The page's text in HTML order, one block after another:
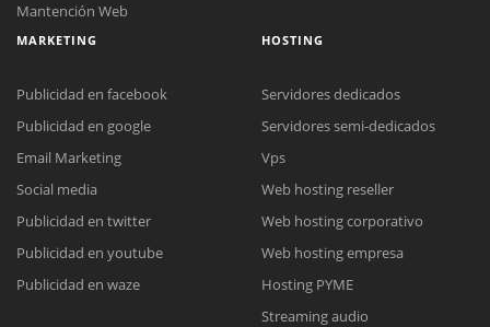
Reunión online
Nuestros ejecutivos le enviarán un correo electrónico con el enlace a
Meet para la reunión online.
Cotización
Todos nuestros ejecutivos están fuera de línea. Complete el formulario
Mantención Web
MARKETING
Publicidad en facebook
Publicidad en google
Email Marketing
Social media
Publicidad en twitter
Publicidad en youtube
Publicidad en waze
HOSTING
Servidores dedicados
Servidores semi-dedicados
Vps
Web hosting reseller
Web hosting corporativo
Web hosting empresa
Hosting PYME
Streaming audio